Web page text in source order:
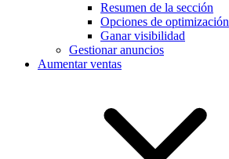
Resumen de la sección
Opciones de optimización
Ganar visibilidad
Gestionar anuncios
Aumentar ventas